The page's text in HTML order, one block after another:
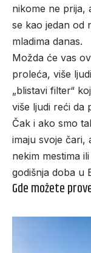
nikome ne prija,
se kao jedan od
mladima danas.
Možda će vas
proleća, više
„blistavi filter“
više ljudi reći da
Čak i ako smo
imaju svoje čari,
nekim mestima
godišnja doba u
Gde možete